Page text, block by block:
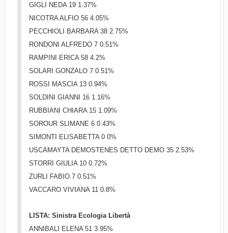
GIGLI NEDA 19 1.37%
NICOTRA ALFIO 56 4.05%
PECCHIOLI BARBARA 38 2.75%
RONDONI ALFREDO 7 0.51%
RAMPINI ERICA 58 4.2%
SOLARI GONZALO 7 0.51%
ROSSI MASCIA 13 0.94%
SOLDINI GIANNI 16 1.16%
RUBBIANI CHIARA 15 1.09%
SOROUR SLIMANE 6 0.43%
SIMONTI ELISABETTA 0 0%
USCAMAYTA DEMOSTENES DETTO DEMO 35 2.53%
STORRI GIULIA 10 0.72%
ZURLI FABIO 7 0.51%
VACCARO VIVIANA 11 0.8%
LISTA: Sinistra Ecologia Libertà
ANNIBALI ELENA 51 3.95%